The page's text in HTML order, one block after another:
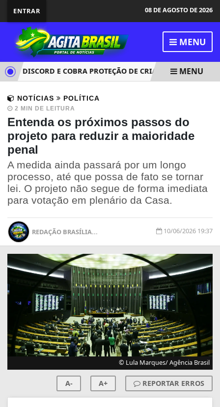
ENTRAR 08 DE AGOSTO DE 2026
MENU
DISCORD E COBRA PROTEÇÃO DE CRIANÇAS NAMENU
NOTÍCIAS POLÍTICA
2 MIN DE LEITURA
Entenda os próximos passos do
projeto para reduzir a maioridade
penal
A medida ainda passará por um longo
processo, até que possa de fato se tornar
lei. O projeto não segue de forma imediata
para votação em plenário da Casa.
REDAÇÃO BRASÍLIA... 10/06/2026 19:37
© Lula Marques/ Agência Brasil
A- A+ REPORTAR ERROS